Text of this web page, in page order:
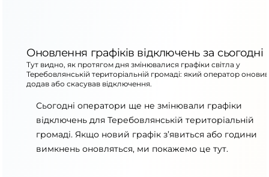
Оновлення графіків відключень за сьогодні
Тут видно, як протягом дня змінювалися графіки світла у
Теребовлянській територіальній громаді: який оператор
додав або скасував відключення.
Сьогодні оператори ще не змінювали графіки
відключень для Теребовлянській територіальній
громаді. Якщо новий графік з’явиться або години
вимкнень оновляться, ми покажемо це тут.